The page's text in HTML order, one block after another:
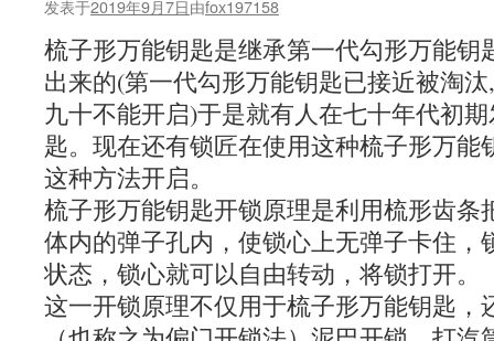
发表于2019年9月7日由fox197158
梳子形万能钥匙是继承第一代勾形万能钥
出来的(第一代勾形万能钥匙已接近被淘
九十不能开启)于是就有人在七十年代初
匙。现在还有锁匠在使用这种梳子形万能
这种方法开启。
梳子形万能钥匙开锁原理是利用梳形齿条
体内的弹子孔内，使锁心上无弹子卡住，
状态，锁心就可以自由转动，将锁打开。
这一开锁原理不仅用于梳子形万能钥匙，